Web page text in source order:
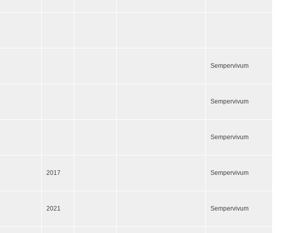
Sempervivum
Sempervivum
Sempervivum
2017 Sempervivum
2021 Sempervivum